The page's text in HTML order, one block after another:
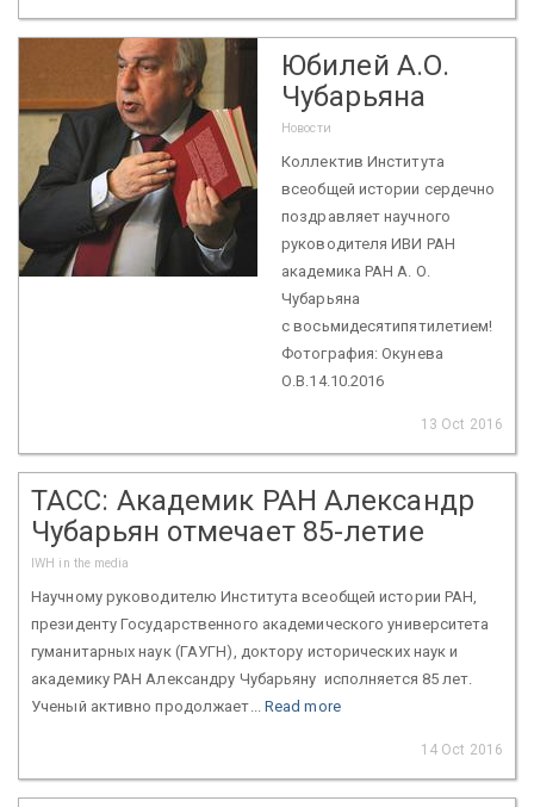
Юбилей А.О.
Чубарьяна
Новости
Коллектив Института
всеобщей истории сердечно
поздравляет научного
руководителя ИВИ РАН
академика РАН А. О.
Чубарьяна
c восьмидесятипятилетием!
Фотография: Окунева
О.В.14.10.2016
13 Oct 2016
ТАСС: Академик РАН Александр
Чубарьян отмечает 85-летие
IWH in the media
Научному руководителю Института всеобщей истории РАН,
президенту Государственного академического университета
гуманитарных наук (ГАУГН), доктору исторических наук и
академику РАН Александру Чубарьяну исполняется 85 лет.
Ученый активно продолжает... Read more
14 Oct 2016